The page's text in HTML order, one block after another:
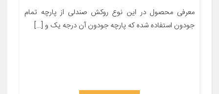
معرفی محصول در این نوع روکش صندلی از پارچه تمام
جودون استفاده شده که پارچه جودون آن درجه یک و […]